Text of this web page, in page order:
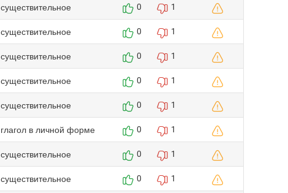
существительное 0 1
существительное 0 1
существительное 0 1
существительное 0 1
существительное 0 1
глагол в личной форме 0 1
существительное 0 1
существительное 0 1